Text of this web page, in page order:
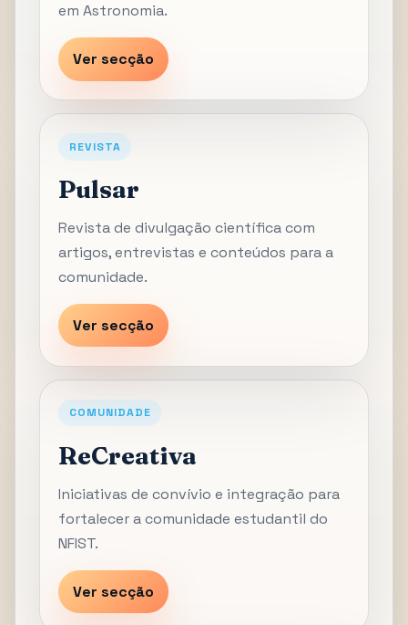
em Astronomia.
Ver secção
REVISTA
Pulsar
Revista de divulgação científica com
artigos, entrevistas e conteúdos para a
comunidade.
Ver secção
COMUNIDADE
ReCreativa
Iniciativas de convívio e integração para
fortalecer a comunidade estudantil do
NFIST.
Ver secção